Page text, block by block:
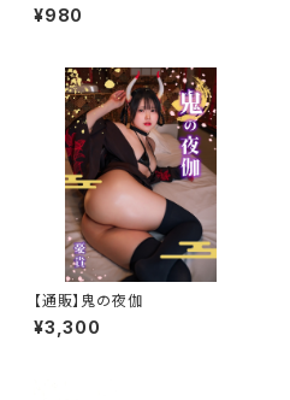
¥980
【通販】鬼の夜伽
¥3,300